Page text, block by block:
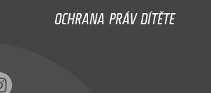
OCHRANA PRÁV DÍTĚTE